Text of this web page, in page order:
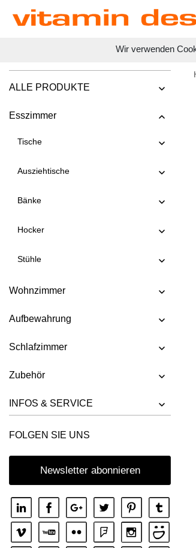
Wir verwenden
ALLE PRODUKTE
Esszimmer
Tische
Ausziehtische
Bänke
Hocker
Stühle
Wohnzimmer
Aufbewahrung
Schlafzimmer
Zubehör
INFOS & SERVICE
FOLGEN SIE UNS
Newsletter abonnieren